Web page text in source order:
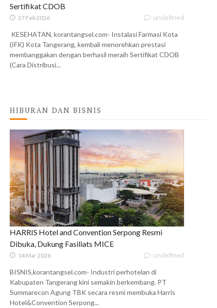
Sertifikat CDOB
27 Feb 2026 undefined
KESEHATAN, korantangsel.com- Instalasi Farmasi Kota
(IFK) Kota Tangerang, kembali menorehkan prestasi
membanggakan dengan berhasil meraih Sertifikat CDOB
(Cara Distribusi...
HIBURAN DAN BISNIS
HARRIS Hotel and Convention Serpong Resmi
Dibuka, Dukung Fasiliats MICE
14 Mar 2026 undefined
BISNIS,korantangsel.com- Industri perhotelan di
Kabupaten Tangerang kini semakin berkembang. PT
Summarecon Agung TBK secara resmi membuka Harris
Hotel&Convention Serpong...